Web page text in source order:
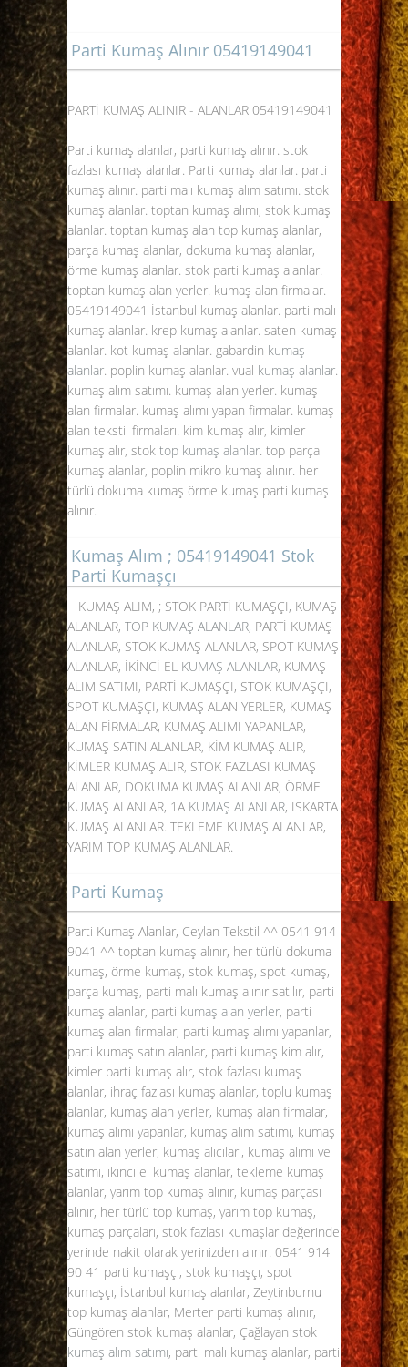
Parti Kumaş Alınır 05419149041
PARTİ KUMAŞ ALINIR - ALANLAR 05419149041
Parti kumaş alanlar, parti kumaş alınır. stok
fazlası kumaş alanlar. Parti kumaş alanlar. parti
kumaş alınır. parti malı kumaş alım satımı. stok
kumaş alanlar. toptan kumaş alımı, stok kumaş
alanlar. toptan kumaş alan top kumaş alanlar,
parça kumaş alanlar, dokuma kumaş alanlar,
örme kumaş alanlar. stok parti kumaş alanlar.
toptan kumaş alan yerler. kumaş alan firmalar.
05419149041 İstanbul kumaş alanlar. parti malı
kumaş alanlar. krep kumaş alanlar. saten kumaş
alanlar. kot kumaş alanlar. gabardin kumaş
alanlar. poplin kumaş alanlar. vual kumaş alanlar.
kumaş alım satımı. kumaş alan yerler. kumaş
alan firmalar. kumaş alımı yapan firmalar. kumaş
alan tekstil firmaları. kim kumaş alır, kimler
kumaş alır, stok top kumaş alanlar. top parça
kumaş alanlar, poplin mikro kumaş alınır. her
türlü dokuma kumaş örme kumaş parti kumaş
alınır.
Kumaş Alım ; 05419149041 Stok
Parti Kumaşçı
KUMAŞ ALIM, ; STOK PARTİ KUMAŞÇI, KUMAŞ
ALANLAR, TOP KUMAŞ ALANLAR, PARTİ KUMAŞ
ALANLAR, STOK KUMAŞ ALANLAR, SPOT KUMAŞ
ALANLAR, İKİNCİ EL KUMAŞ ALANLAR, KUMAŞ
ALIM SATIMI, PARTİ KUMAŞÇI, STOK KUMAŞÇI,
SPOT KUMAŞÇI, KUMAŞ ALAN YERLER, KUMAŞ
ALAN FİRMALAR, KUMAŞ ALIMI YAPANLAR,
KUMAŞ SATIN ALANLAR, KİM KUMAŞ ALIR,
KİMLER KUMAŞ ALIR, STOK FAZLASI KUMAŞ
ALANLAR, DOKUMA KUMAŞ ALANLAR, ÖRME
KUMAŞ ALANLAR, 1A KUMAŞ ALANLAR, ISKARTA
KUMAŞ ALANLAR. TEKLEME KUMAŞ ALANLAR,
YARIM TOP KUMAŞ ALANLAR.
Parti Kumaş
Parti Kumaş Alanlar, Ceylan Tekstil ^^ 0541 914
9041 ^^ toptan kumaş alınır, her türlü dokuma
kumaş, örme kumaş, stok kumaş, spot kumaş,
parça kumaş, parti malı kumaş alınır satılır, parti
kumaş alanlar, parti kumaş alan yerler, parti
kumaş alan firmalar, parti kumaş alımı yapanlar,
parti kumaş satın alanlar, parti kumaş kim alır,
kimler parti kumaş alır, stok fazlası kumaş
alanlar, ihraç fazlası kumaş alanlar, toplu kumaş
alanlar, kumaş alan yerler, kumaş alan firmalar,
kumaş alımı yapanlar, kumaş alım satımı, kumaş
satın alan yerler, kumaş alıcıları, kumaş alımı ve
satımı, ikinci el kumaş alanlar, tekleme kumaş
alanlar, yarım top kumaş alınır, kumaş parçası
alınır, her türlü top kumaş, yarım top kumaş,
kumaş parçaları, stok fazlası kumaşlar değerinde
yerinde nakit olarak yerinizden alınır. 0541 914
90 41 parti kumaşçı, stok kumaşçı, spot
kumaşçı, İstanbul kumaş alanlar, Zeytinburnu
top kumaş alanlar, Merter parti kumaş alınır,
Güngören stok kumaş alanlar, Çağlayan stok
kumaş alım satımı, parti malı kumaş alanlar, parti